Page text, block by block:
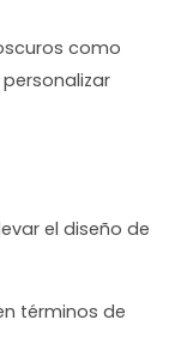
como
el diseño de
términos de